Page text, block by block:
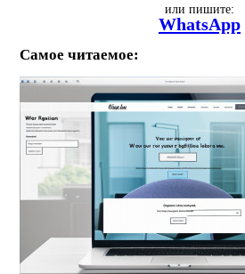
или пишите:
WhatsApp
Самое читаемое: